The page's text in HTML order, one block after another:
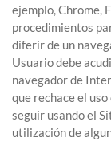
ejemplo, Chrome,
procedimientos
diferir de un
Usuario debe
navegador de
que rechace el
seguir usando el
utilización de